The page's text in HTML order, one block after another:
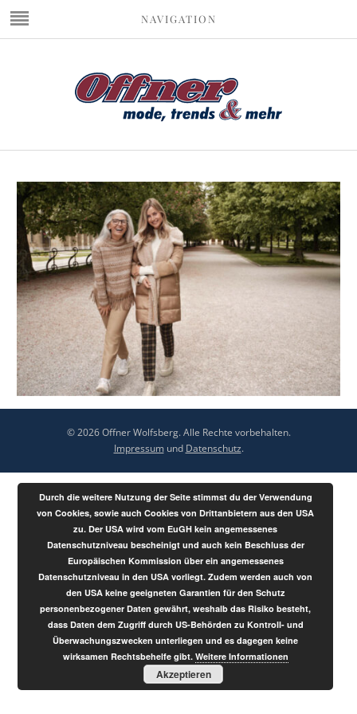
NAVIGATION
© 2026 Offner Wolfsberg. Alle Rechte vorbehalten.
Impressumund Datenschutz.
Durch die weitere Nutzung der Seite stimmst du der Verwendung
von Cookies, sowie auch Cookies von Drittanbietern aus den USA
zu. Der USA wird vom EuGH kein angemessenes
Datenschutzniveau bescheinigt und auch kein Beschluss der
Europäischen Kommission über ein angemessenes
Datenschutzniveau in den USA vorliegt. Zudem werden auch von
den USA keine geeigneten Garantien für den Schutz
personenbezogener Daten gewährt, weshalb das Risiko besteht,
dass Daten dem Zugriff durch US-Behörden zu Kontroll- und
Überwachungszwecken unterliegen und es dagegen keine
wirksamen Rechtsbehelfe gibt. Weitere Informationen
Akzeptieren